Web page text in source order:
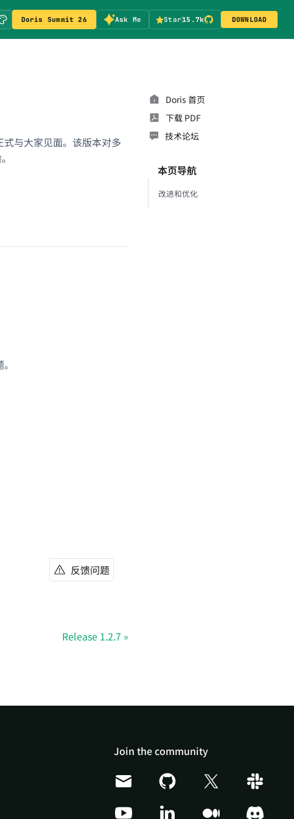
Doris Summit 26 Ask Me Star15.7k DOWNLOAD
与大家见面。该版本对多
反馈问题
Release 1.2.7
Doris 首页
下载 PDF
技术论坛
本页导航
改进和优化
Join the community